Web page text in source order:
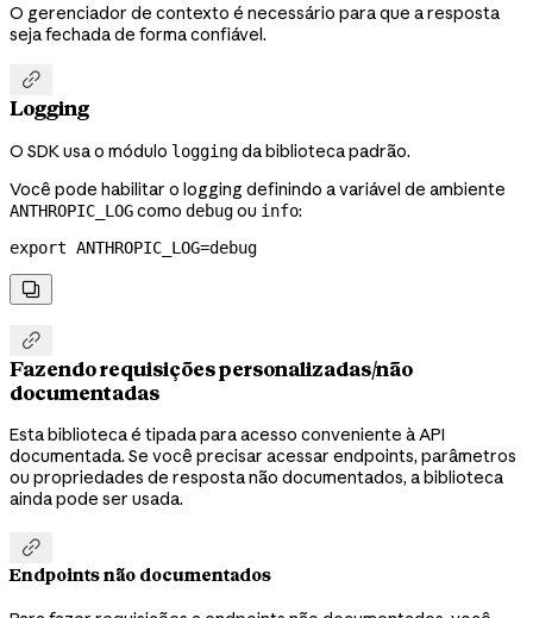
O gerenciador de contexto é necessário para que a resposta
seja fechada de forma confiável.

Logging
O SDK usa o módulo loggingda biblioteca padrão.
Você pode habilitar o logging definindo a variável de ambiente
ANTHROPIC_LOGcomo debugou info:
export ANTHROPIC_LOG=debug


Fazendo requisições personalizadas/não
documentadas
Esta biblioteca é tipada para acesso conveniente à API
documentada. Se você precisar acessar endpoints, parâmetros
ou propriedades de resposta não documentados, a biblioteca
ainda pode ser usada.

Endpoints não documentados